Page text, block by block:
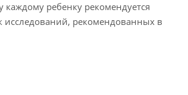
ребенку рекомендуется
исследований, рекомендованных в